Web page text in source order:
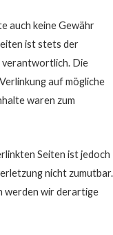
auch keine Gewähr
ist stets der
verantwortlich. Die
auf mögliche
waren zum
Seiten ist jedoch
nicht zumutbar.
werden wir derartige